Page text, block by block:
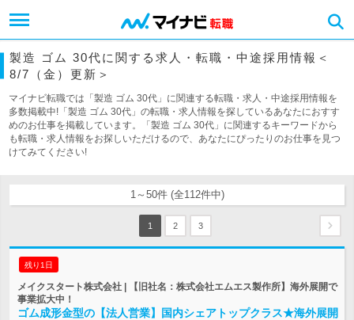
製造 ゴム 30代に関する求人・転職・中途採用情報＜
8/7（金）更新＞
マイナビ転職では「製造 ゴム 30代」に関連する転職・求人・中途採用情報を
多数掲載中!「製造 ゴム 30代」の転職・求人情報を探しているあなたにおすす
めのお仕事を掲載しています。「製造 ゴム 30代」に関連するキーワードから
も転職・求人情報をお探しいただけるので、あなたにぴったりのお仕事を見つ
けてみてください!
1～50件 (全112件中)
1 2 3
残り1日
メイクスタート株式会社 | 【旧社名：株式会社エムエス製作所】海外展開で
事業拡大中！
ゴム成形金型の【法人営業】国内シェアトップクラス★海外展開